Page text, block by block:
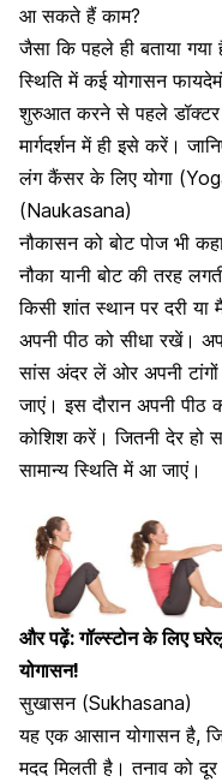
आ सकते हैं काम?
जैसा कि पहले ही बताया
स्थिति में कईयोगासन
शुरुआत करने से पहले डॉक्टर
मार्गदर्शन में ही इसे करें।
लंग कैंसर के लिए योगा
(Naukasana)
नौकासन को बोट पोज भी
नौका यानी बोट की तरह
किसी शांतस्थान पर दरी
अपनी पीठ को सीधा रखें।
सांस अंदर लें ओर अपनी
जाएं। इस दौरान अपनी
कोशिश करें। जितनी देर
सामान्य स्थिति में आ जाएं।
और पढ़ें:गॉल्स्टोन के लिए
योगासन!
सुखासन (Sukhasana)
यह एक आसान योगासन है,
मदद मिलती है। तनाव को